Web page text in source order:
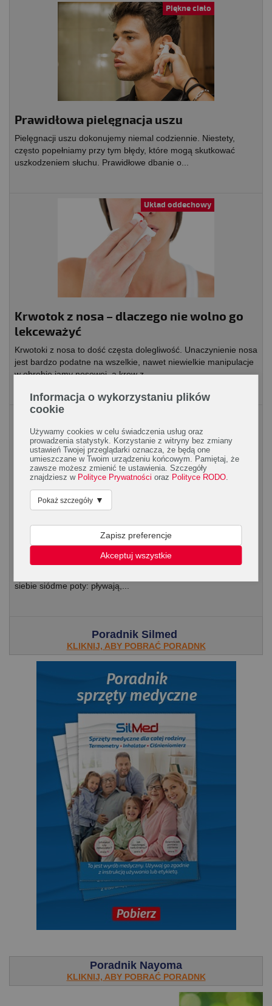
Piękne ciało
Prawidłowa pielęgnacja uszu
Pielęgnacji uszu dokonujemy niemal codziennie. Niestety,
często popełniamy przy tym błędy, które mogą skutkować
uszkodzeniem słuchu. Prawidłowe dbanie o...
Układ oddechowy
Krwotok z nosa – dlaczego nie wolno go
lekceważyć
Krwotoki z nosa to dość częsta dolegliwość. Unaczynienie nosa
jest bardzo podatne na wszelkie, nawet niewielkie manipulacje
w obrębie jamy nosowej, a krew z...
Moda na CrossFit – co wyjątkowego jest w
tym treningu?
Pierwsza siłownia Crossfit została założona już w 1995 roku, w
siebie siódme poty: pływają,...
Poradnik Silmed
KLIKNIJ, ABY POBRAĆ PORADNK
Poradnik Nayoma
KLIKNIJ, ABY POBRAĆ PORADNK
Informacja o wykorzystaniu plików
cookie
Używamy cookies w celu świadczenia usług oraz
prowadzenia statystyk. Korzystanie z witryny bez zmiany
ustawień Twojej przeglądarki oznacza, że będą one
umieszczane w Twoim urządzeniu końcowym. Pamiętaj, że
zawsze możesz zmienić te ustawienia. Szczegóły
znajdziesz w Polityce Prywatności oraz Polityce RODO.
Pokaż szczegóły ▼
Zapisz preferencje
Akceptuj wszystkie